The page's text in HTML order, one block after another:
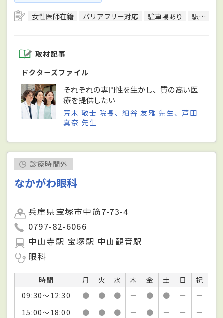
女性医師在籍 バリアフリー対応 駐車場あり 駅徒歩5分圏内
取材記事
ドクターズファイル
それぞれの専門性を生かし、質の高い医
療を提供したい
荒木 敬士 院長、細谷 友雅 先生、芦田
真奈 先生
診療時間外
なかがわ眼科
兵庫県宝塚市中筋7-73-4
0797-82-6066
中山寺駅 宝塚駅 中山観音駅
眼科
時間 月 火 水 木 金 土 日
祝
09:30～12:30
● ● ● － ● ● －
－
15:00～18:00
● ● ● － ● － －
－